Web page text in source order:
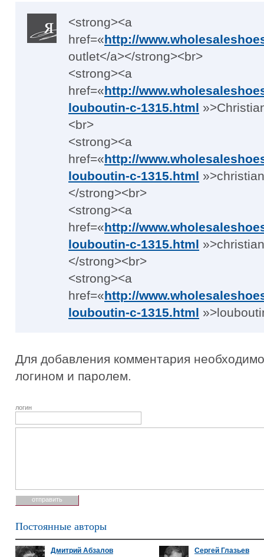
<strong><a
href=«http://
outlet</a></strong><br>
<strong><a
href=«http://
louboutin-c-1315.html
<br>
<strong><a
href=«http://
louboutin-c-1315.html
</strong><br>
<strong><a
href=«http://
louboutin-c-1315.html
</strong><br>
<strong><a
href=«http://
louboutin-c-1315.html
Для добавления комментария
логином и паролем.
логин
Постоянные авторы
Дмитрий Абзалов Сергей Глазьев